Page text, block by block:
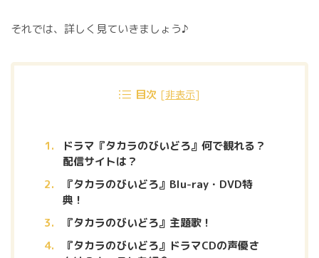
それでは、詳しく見ていきましょう♪
目次 [非表示]
ドラマ『タカラのびいどろ』何で観れる？
配信サイトは？
『タカラのびいどろ』Blu-ray・DVD特
典！
『タカラのびいどろ』主題歌！
『タカラのびいどろ』ドラマCDの声優さ